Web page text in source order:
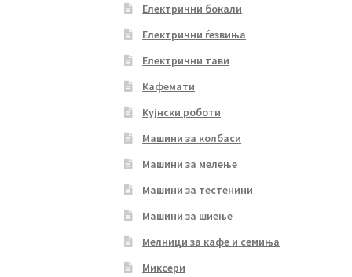
Електрични бокали
Електрични ѓезвиња
Електрични тави
Кафемати
Кујнски роботи
Машини за колбаси
Машини за мелење
Машини за тестенини
Машини за шиење
Мелници за кафе и семиња
Миксери